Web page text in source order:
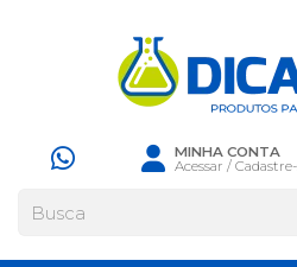
MINHA CONTA
Acessar /